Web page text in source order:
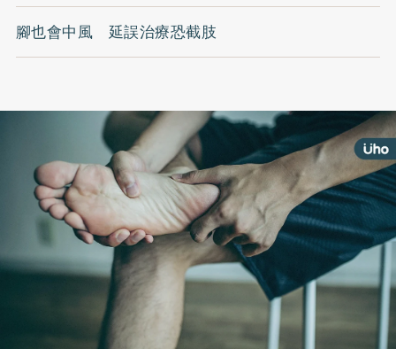
腳也會中風 延誤治療恐截肢